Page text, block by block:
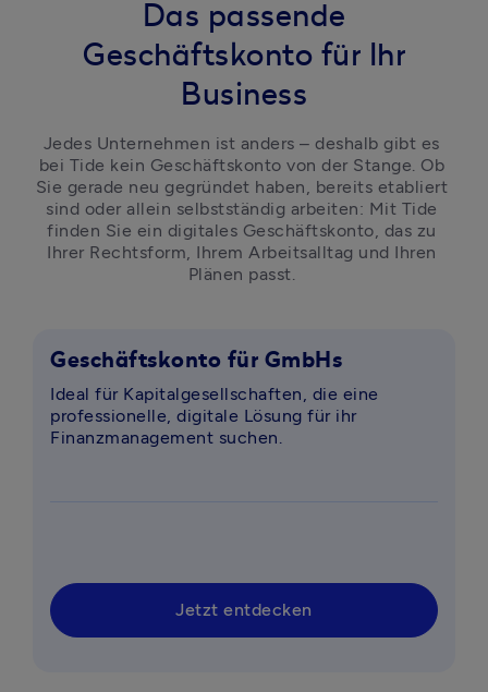
Das passende
Geschäftskonto für Ihr
Business
Jedes Unternehmen ist anders – deshalb gibt es
bei Tide kein Geschäftskonto von der Stange. Ob
Sie gerade neu gegründet haben, bereits etabliert
sind oder allein selbstständig arbeiten: Mit Tide
finden Sie ein digitales Geschäftskonto, das zu
Ihrer Rechtsform, Ihrem Arbeitsalltag und Ihren
Plänen passt.
Geschäftskonto für GmbHs
Ideal für Kapitalgesellschaften, die eine
professionelle, digitale Lösung für ihr
Finanzmanagement suchen.
Jetzt entdecken